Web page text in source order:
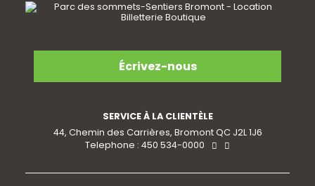
Écrivez-nous
SERVICE À LA CLIENTÈLE
44, Chemin des Carrières, Bromont QC J2L 1J6
Telephone : 450 534-0000